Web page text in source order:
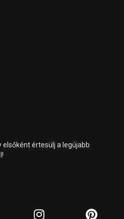
elsőként értesülj a legújabb